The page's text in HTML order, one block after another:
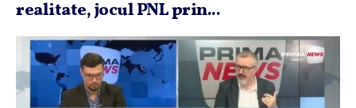
realitate, jocul PNL prin...